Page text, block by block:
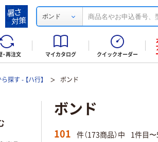
ボンド
・再注文 マイカタログ クイックオーダー
探す - 【ハ行】 ボンド
ボンド
101 件（173商品）中 1件目